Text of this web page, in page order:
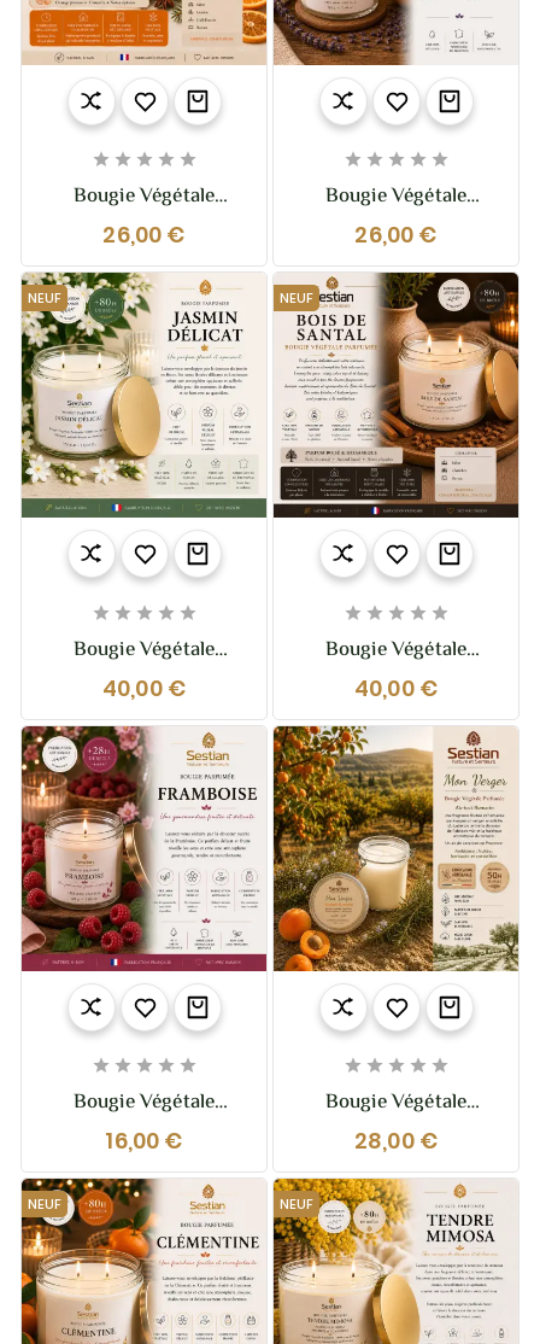
    
Bougie Végétale
Parfumée Orange-
Cannelle 210g –
Gourmande Et
Chaleureuse
26,00 €
    
Bougie Végétale
Parfumée Miel Lavande
– 210g – Douce Et
Relaxante
26,00 €
NEUF
    
Bougie Végétale
Parfumée Jasmin
Délicat XL – 370g – 2
Mèches
40,00 €
NEUF
    
Bougie Végétale
Parfumée Bois De
Santal XL – 370g – 2
Mèches
40,00 €
    
Bougie Végétale
Parfumée Framboise –
110g – Fruitée Et
Chaleureuse
16,00 €
    
Bougie Végétale
Parfumée Dédicace
Provence Mon Verger
– Abricot Romarin –
200g
28,00 €
NEUF NEUF